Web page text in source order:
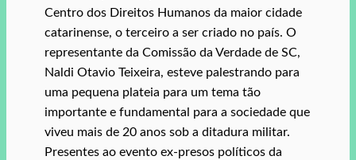
Centro dos Direitos Humanos da maior cidade
catarinense, o terceiro a ser criado no país. O
representante da Comissão da Verdade de SC,
Naldi Otavio Teixeira, esteve palestrando para
uma pequena plateia para um tema tão
importante e fundamental para a sociedade que
viveu mais de 20 anos sob a ditadura militar.
Presentes ao evento ex-presos políticos da